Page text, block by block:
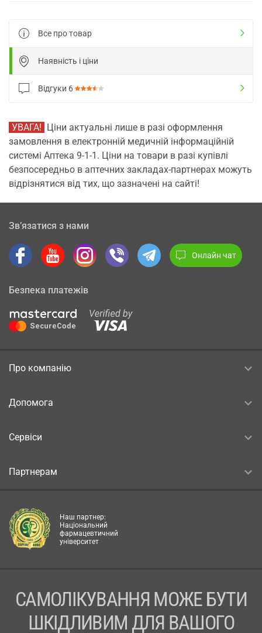
Все про товар
Наявність і ціни
Відгуки 6
УВАГА! Ціни актуальні лише в разі оформлення
замовлення в електронній медичній інформаційній
системі Аптека 9-1-1. Ціни на товари в разі купівлі
безпосередньо в аптечних закладах-партнерах можуть
відрізнятися від тих, що зазначені на сайті!
Зв’язатися з нами
Онлайн чат
Безпека платежів
Про компанію
Допомога
Сервіси
Партнерам
Наш партнер:
Національний
фармацевтичний
університет
САМОЛІКУВАННЯ МОЖЕ БУТИ
ШКІДЛИВИМ ДЛЯ ВАШОГО